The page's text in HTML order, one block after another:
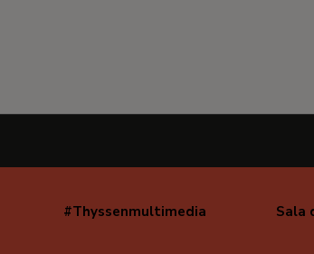
Navegación
#Thyssenmultimedia Sala